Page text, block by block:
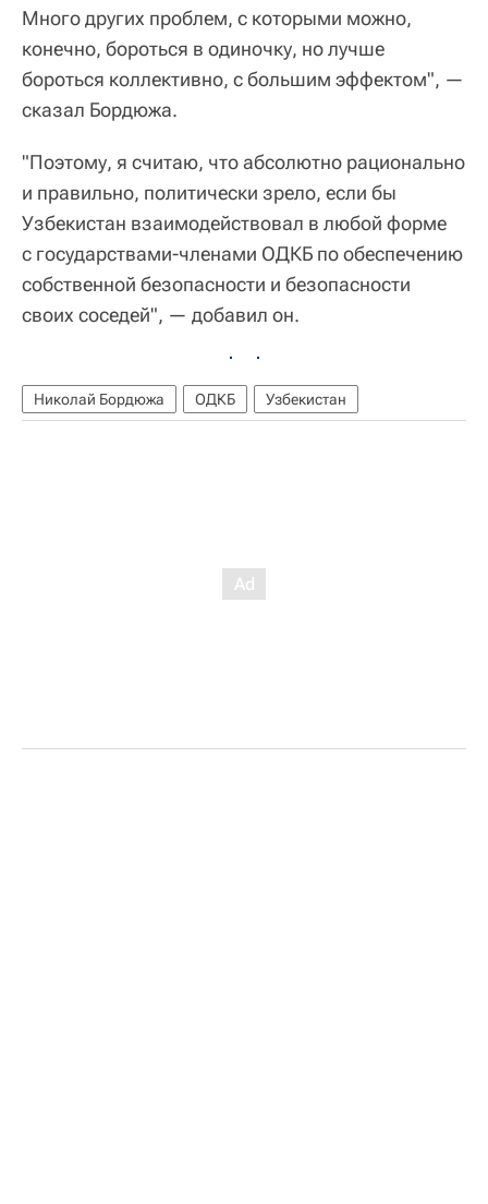
Много других проблем, с которыми можно,
конечно, бороться в одиночку, но лучше
бороться коллективно, с большим эффектом", —
сказал Бордюжа.
"Поэтому, я считаю, что абсолютно рационально
и правильно, политически зрело, если бы
Узбекистан взаимодействовал в любой форме
с государствами-членами ОДКБ по обеспечению
собственной безопасности и безопасности
своих соседей", — добавил он.
Николай Бордюжа ОДКБ Узбекистан